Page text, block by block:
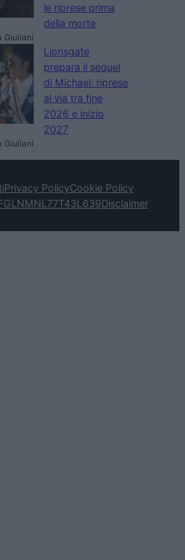
le riprese prima
della morte
Giuliani
Lionsgate
prepara il sequel
di Michael: riprese
al via tra fine
2026 e inizio
2027
Giuliani
Privacy PolicyCookie Policy
Disclaimer